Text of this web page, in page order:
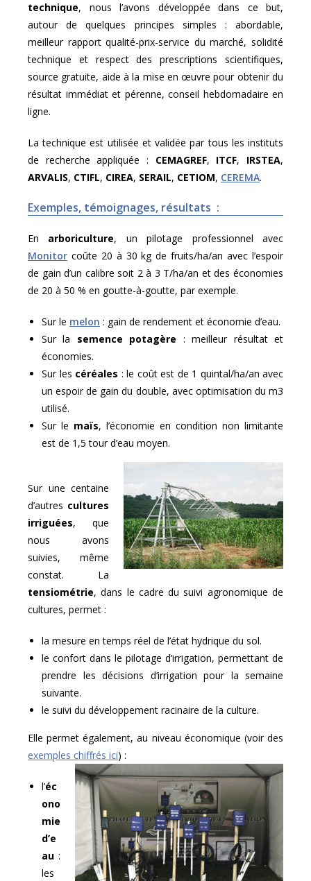
technique, nous l’avons développée dans ce but,
autour de quelques principes simples : abordable,
meilleur rapport qualité-prix-service du marché, solidité
technique et respect des prescriptions scientifiques,
source gratuite, aide à la mise en œuvre pour obtenir du
résultat immédiat et pérenne, conseil hebdomadaire en
ligne.
La technique est utilisée et validée par tous les instituts
de recherche appliquée : CEMAGREF, ITCF, IRSTEA,
ARVALIS, CTIFL, CIREA, SERAIL, CETIOM, CEREMA.
Exemples, témoignages, résultats :
En arboriculture, un pilotage professionnel avec
Monitor coûte 20 à 30 kg de fruits/ha/an avec l’espoir
de gain d’un calibre soit 2 à 3 T/ha/an et des économies
de 20 à 50 % en goutte-à-goutte, par exemple.
Sur le melon : gain de rendement et économie d’eau.
Sur la semence potagère : meilleur résultat et
économies.
Sur les céréales : le coût est de 1 quintal/ha/an avec
un espoir de gain du double, avec optimisation du m3
utilisé.
Sur le maïs, l’économie en condition non limitante
est de 1,5 tour d’eau moyen.
Sur une centaine
d’autres cultures
irriguées, que
nous avons
suivies, même
constat. La
tensiométrie, dans le cadre du suivi agronomique de
cultures, permet :
la mesure en temps réel de l’état hydrique du sol.
le confort dans le pilotage d’irrigation, permettant de
prendre les décisions d’irrigation pour la semaine
suivante.
le suivi du développement racinaire de la culture.
Elle permet également, au niveau économique (voir des
exemples chiffrés ici) :
l’éc
ono
mie
d’e
au :
les